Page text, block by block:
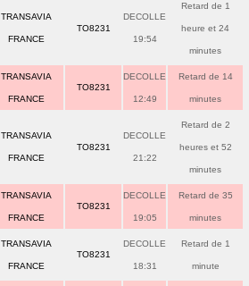
TRANSAVIA
FRANCE
TO8231
DECOLLE
19:54
Retard de 1
heure et 24
minutes
TRANSAVIA
FRANCE
TO8231
DECOLLE
12:49
Retard de 14
minutes
TRANSAVIA
FRANCE
TO8231
DECOLLE
21:22
Retard de 2
heures et 52
minutes
TRANSAVIA
FRANCE
TO8231
DECOLLE
19:05
Retard de 35
minutes
TRANSAVIA
FRANCE
TO8231
DECOLLE
18:31
Retard de 1
minute